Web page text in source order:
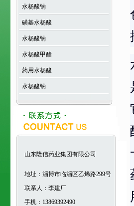
水杨酸钠
磺基水杨酸
水杨酸钠
水杨酸甲酯
药用水杨酸
水杨酸钠
山东隆信药业集团有限公司
地址：淄博市临淄区乙烯路299号
联系人：李建厂
手机：13869392490